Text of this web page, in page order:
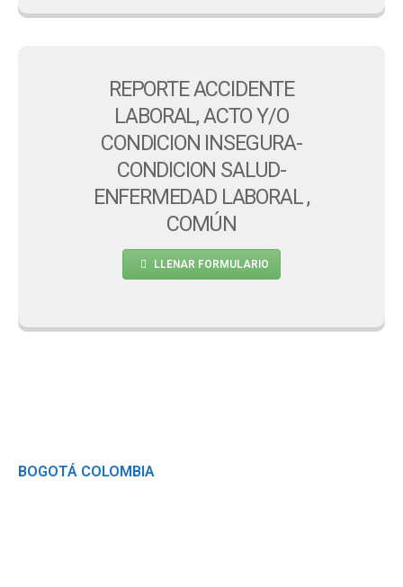
REPORTE ACCIDENTE
LABORAL, ACTO Y/O
CONDICION INSEGURA-
CONDICION SALUD-
ENFERMEDAD LABORAL ,
COMÚN
LLENAR FORMULARIO
BOGOTÁ COLOMBIA